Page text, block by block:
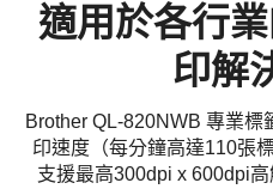
適用於各行
印解
Brother QL-820NWB 專業標
印速度（每分鐘高達110張
支援最高300dpi x 600dpi